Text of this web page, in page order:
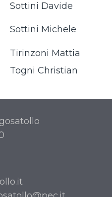
Sottini Davide
Sottini Michele
Tirinzoni Mattia
Togni Christian